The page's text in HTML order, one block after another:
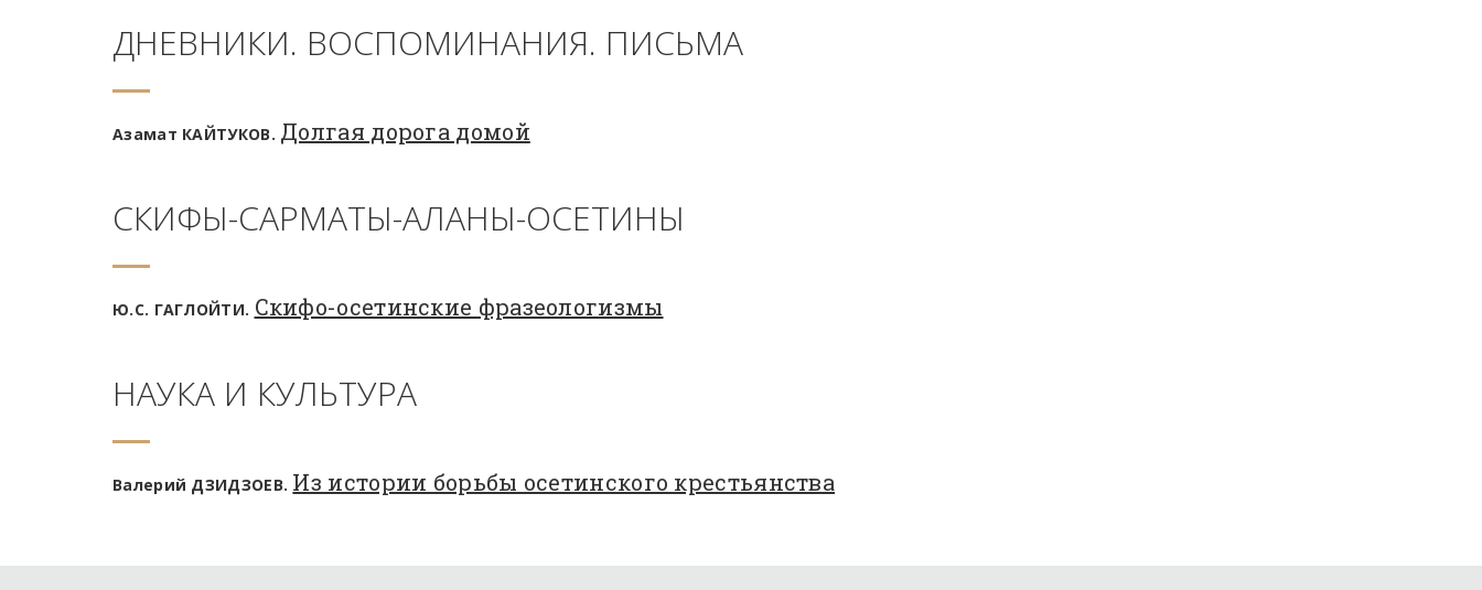
ДНЕВНИКИ. ВОСПОМИНАНИЯ. ПИСЬМА
Азамат КАЙТУКОВ. Долгая дорога домой
СКИФЫ-САРМАТЫ-АЛАНЫ-ОСЕТИНЫ
Ю.С. ГАГЛОЙТИ. Скифо-осетинские фразеологизмы
НАУКА И КУЛЬТУРА
Валерий ДЗИДЗОЕВ. Из истории борьбы осетинского крестьянства